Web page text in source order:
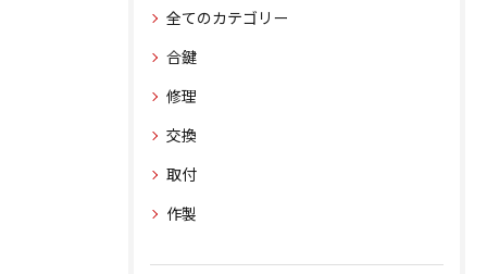
全てのカテゴリー
合鍵
修理
交換
取付
作製